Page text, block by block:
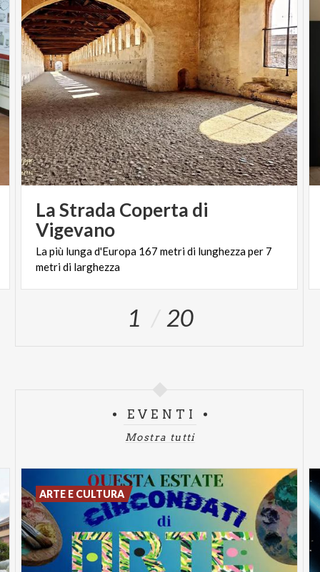
La Strada Coperta di
Vigevano
Lapiù lungad'Europa 167 metridi lunghezzaper 7
metridi larghezza
1 20
EVENTI
Mostra tutti
ARTE E CULTURA